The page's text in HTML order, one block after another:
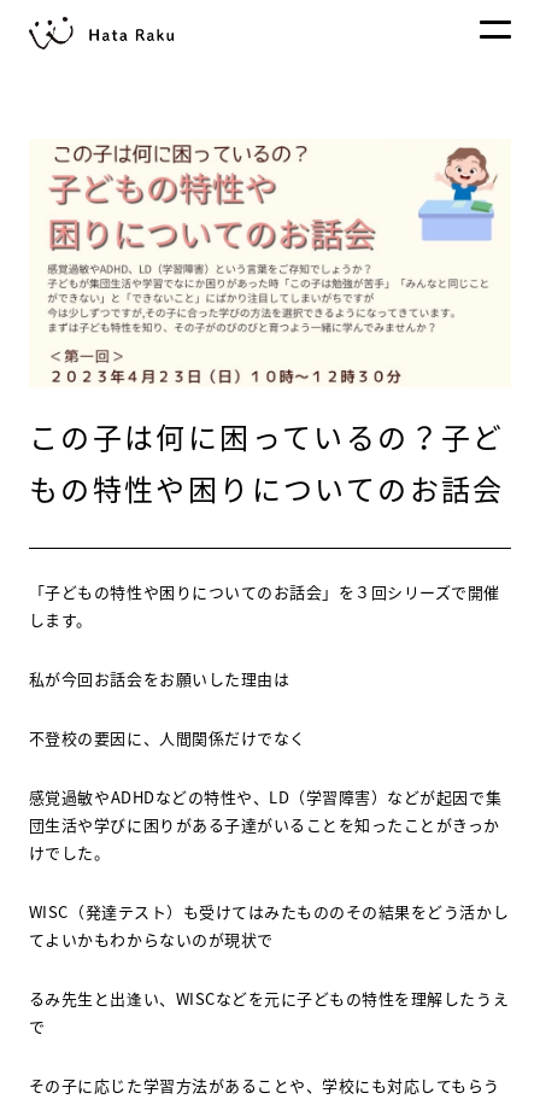
この子は何に困っているの？子ど
もの特性や困りについてのお話会
「子どもの特性や困りについてのお話会」を３回シリーズで開催
します。
私が今回お話会をお願いした理由は
不登校の要因に、人間関係だけでなく
感覚過敏やADHDなどの特性や、 LD （学習障害）などが起因で集
団生活や学びに困りがある子達がいることを知ったことがきっか
けでした。
WISC （発達テスト）も受けてはみたもののその結果をどう活かし
てよいかもわからないのが現状で
るみ先生と出逢い、 WISCなどを元に子どもの特性を理解したうえ
で
その子に応じた学習方法があることや、学校にも対応してもらう